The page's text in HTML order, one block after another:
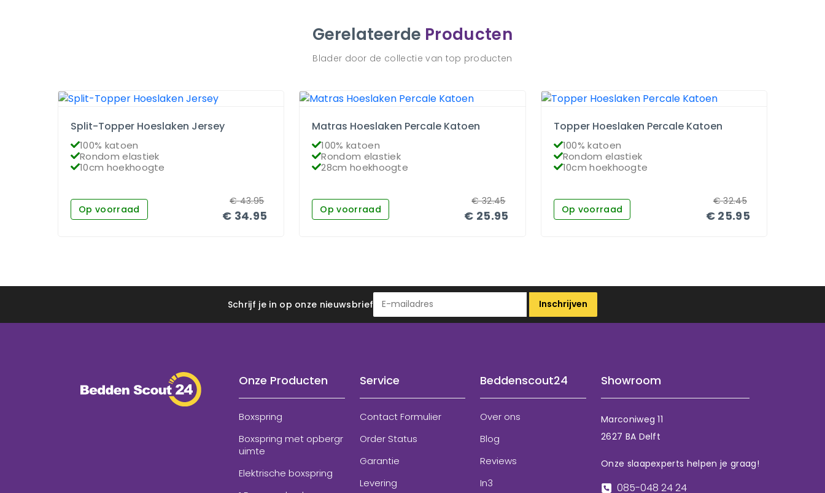
Gerelateerde Producten
Blader door de collectie van top producten
Split-Topper Hoeslaken Jersey
100% katoen
Rondom elastiek
10cm hoekhoogte
Op voorraad € 34.95
€43.95
Matras Hoeslaken Percale Katoen
100% katoen
Rondom elastiek
28cm hoekhoogte
Op voorraad € 25.95
€32.45
Topper Hoeslaken Percale Katoen
100% katoen
Rondom elastiek
10cm hoekhoogte
Op voorraad € 25.95
€32.45
Schrijf je in op onze nieuwsbrief Inschrijven
Onze Producten
Boxspring
Boxspring met opbergr
uimte
Elektrische boxspring
Service
Contact Formulier
Order Status
Garantie
Levering
Beddenscout24
Over ons
Blog
Reviews
In3
Showroom
Marconiweg 11
2627 BA Delft
Onze slaapexperts helpen je graag!
085-048 24 24